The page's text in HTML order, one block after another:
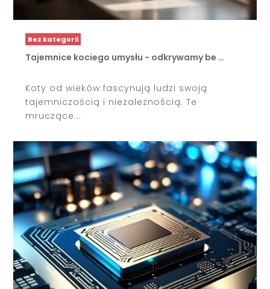
Bez kategorii
Tajemnice kociego umysłu - odkrywamy be …
Koty od wieków fascynują ludzi swoją
tajemniczością i niezależnością. Te
mruczące...